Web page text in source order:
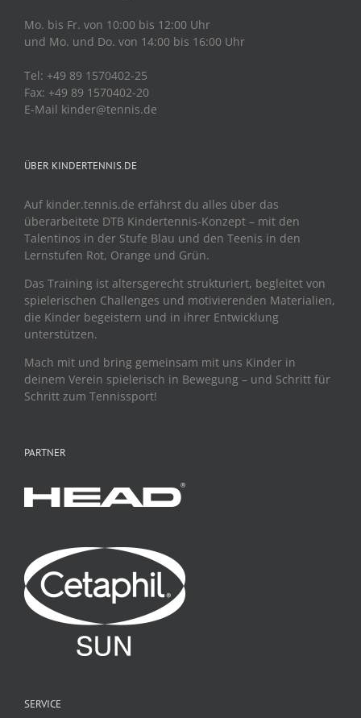
Mo. bis Fr. von 10:00 bis 12:00 Uhr
und Mo. und Do. von 14:00 bis 16:00 Uhr
Tel: +49 89 1570402-25
Fax: +49 89 1570402-20
E-Mail kinder@tennis.de
ÜBER KINDERTENNIS.DE
Auf kinder.tennis.de erfährst du alles über das
überarbeitete DTB Kindertennis-Konzept – mit den
Talentinos in der Stufe Blau und den Teenis in den
Lernstufen Rot, Orange und Grün.
Das Training ist altersgerecht strukturiert, begleitet von
spielerischen Challenges und motivierenden Materialien,
die Kinder begeistern und in ihrer Entwicklung
unterstützen.
Mach mit und bring gemeinsam mit uns Kinder in
deinem Verein spielerisch in Bewegung – und Schritt für
Schritt zum Tennissport!
PARTNER
SERVICE